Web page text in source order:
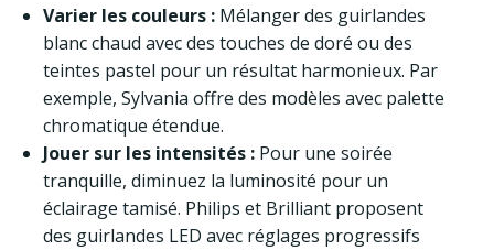
Varier les couleurs : Mélanger des guirlandes
blanc chaud avec des touches de doré ou des
teintes pastel pour un résultat harmonieux. Par
exemple, Sylvania offre des modèles avec palette
chromatique étendue.
Jouer sur les intensités : Pour une soirée
tranquille, diminuez la luminosité pour un
éclairage tamisé. Philips et Brilliant proposent
des guirlandes LED avec réglages progressifs